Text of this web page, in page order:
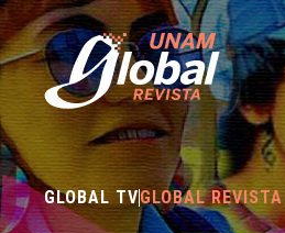
GLOBAL TVGLOBAL REVISTA